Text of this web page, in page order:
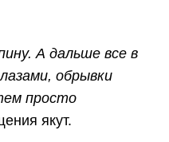
А дальше все в
обрывки
просто
якут.